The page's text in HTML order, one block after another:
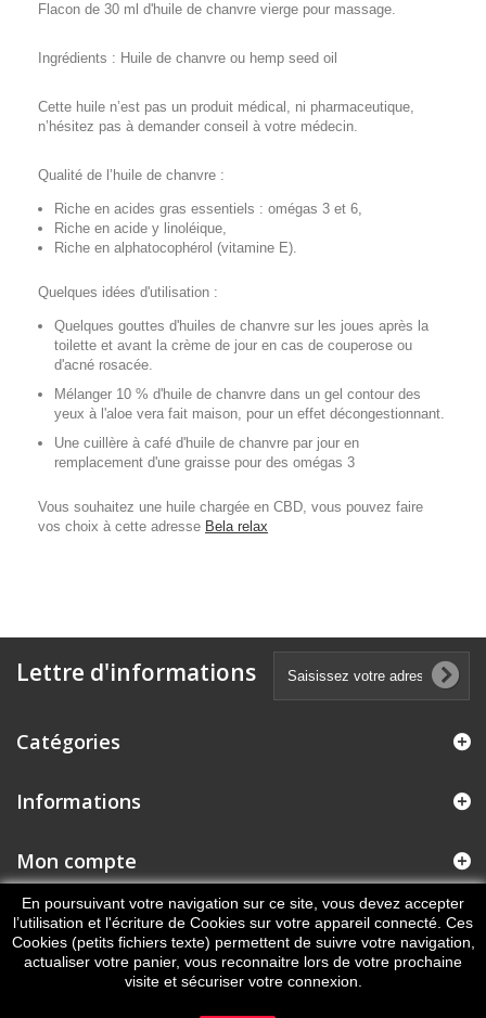
Flacon de 30 ml d'huile de chanvre vierge pour massage.
Ingrédients : Huile de chanvre ou hemp seed oil
Cette huile n’est pas un produit médical, ni pharmaceutique,
n’hésitez pas à demander conseil à votre médecin.
Qualité de l’huile de chanvre :
Riche en acides gras essentiels : omégas 3 et 6,
Riche en acide y linoléique,
Riche en alphatocophérol (vitamine E).
Quelques idées d'utilisation :
Quelques gouttes d'huiles de chanvre sur les joues après la
toilette et avant la crème de jour en cas de couperose ou
d'acné rosacée.
Mélanger 10 % d'huile de chanvre dans un gel contour des
yeux à l'aloe vera fait maison, pour un effet décongestionnant.
Une cuillère à café d'huile de chanvre par jour en
remplacement d'une graisse pour des omégas 3
Vous souhaitez une huile chargée en CBD, vous pouvez faire
vos choix à cette adresse Bela relax
Lettre d'informations
Catégories
Informations
Mon compte
Informations sur votre boutique
En poursuivant votre navigation sur ce site, vous devez accepter
l’utilisation et l'écriture de Cookies sur votre appareil connecté. Ces
Cookies (petits fichiers texte) permettent de suivre votre navigation,
actualiser votre panier, vous reconnaitre lors de votre prochaine
visite et sécuriser votre connexion.